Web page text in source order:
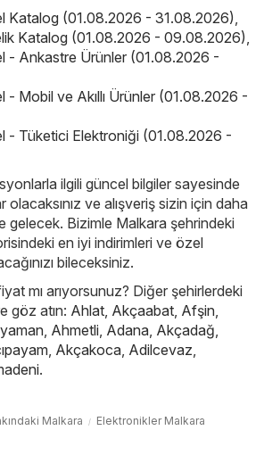
Katalog (01.08.2026 - 31.08.2026),
Katalog (01.08.2026 - 09.08.2026),
- Ankastre Ürünler (01.08.2026 -
- Mobil ve Akıllı Ürünler (01.08.2026 -
- Tüketici Elektroniği (01.08.2026 -
ilgili güncel bilgiler sayesinde
ve alışveriş sizin için daha
gelecek. Bizimle Malkara şehrindeki
en iyi indirimleri ve özel
bileceksiniz.
mı arıyorsunuz? Diğer şehirlerdeki
göz atın: Ahlat, Akçaabat, Afşin,
, Ahmetli, Adana, Akçadağ,
, Akçakoca, Adilcevaz,
.
Malkara Elektronikler Malkara